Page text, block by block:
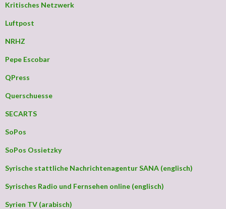
Kritisches Netzwerk
Luftpost
NRHZ
Pepe Escobar
QPress
Querschuesse
SECARTS
SoPos
SoPos Ossietzky
Syrische stattliche Nachrichtenagentur SANA (englisch)
Syrisches Radio und Fernsehen online (englisch)
Syrien TV (arabisch)